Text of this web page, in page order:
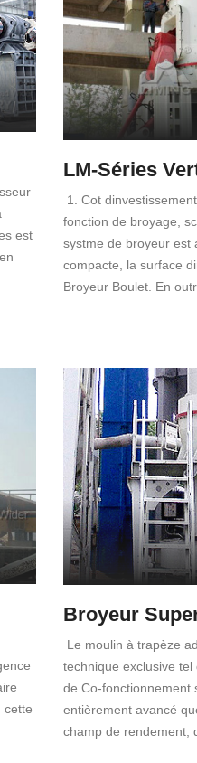
est
LM-Séries
1. Cot
fonction de broyage,
systme de broyeur est
compacte, la surface
Broyeur Boulet. En
cette
Broyeur
Le moulin à trapèze
technique exclusive
de Co-fonctionnement
entièrement avancé
champ de rendement,